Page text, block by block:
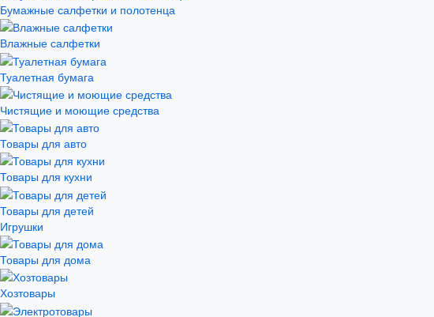
Бумажные салфетки и полотенца
Влажные салфетки
Туалетная бумага
Чистящие и моющие средства
Товары для авто
Товары для кухни
Товары для детей
Игрушки
Товары для дома
Хозтовары